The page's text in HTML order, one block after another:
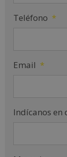
Teléfono *
Email *
Indícanos en